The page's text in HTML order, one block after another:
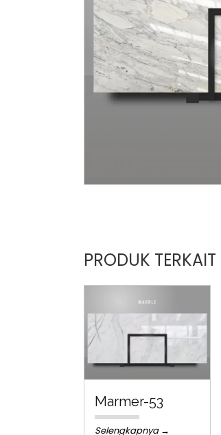
PRODUK TERKAIT
Marmer-53
Selengkapnya →